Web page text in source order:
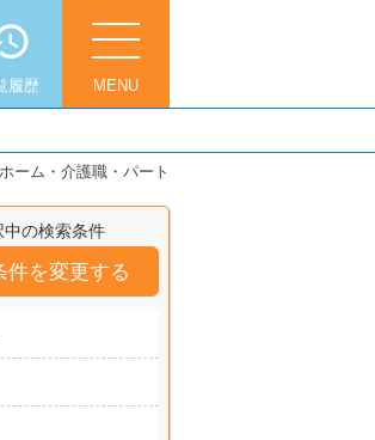
MENU
履歴
ーム・介護職・パート
中の検索条件
件を変更する